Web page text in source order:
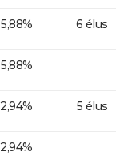
5,88% 6 élus
5,88%
2,94% 5 élus
2,94%